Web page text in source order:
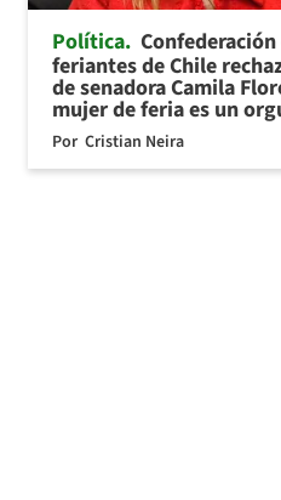
Política Confederación
feriantes de Chile
de senadora Camila
mujer de feria es un
Por Cristian Neira